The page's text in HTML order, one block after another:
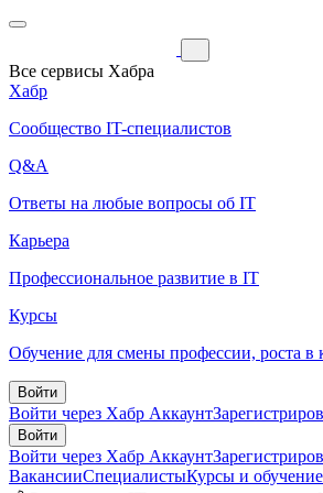
Все сервисы Хабра
Хабр
Сообщество IT-специалистов
Q&A
Ответы на любые вопросы об IT
Карьера
Профессиональное развитие в IT
Курсы
Обучение для смены профессии, роста в
Войти
Войти через Хабр Аккаунт
Войти
Войти через Хабр Аккаунт
ВакансииСпециалистыКурсы и обучение